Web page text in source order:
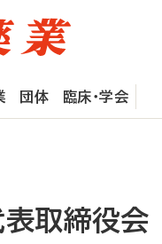
団体 臨床・学会
表取締役会